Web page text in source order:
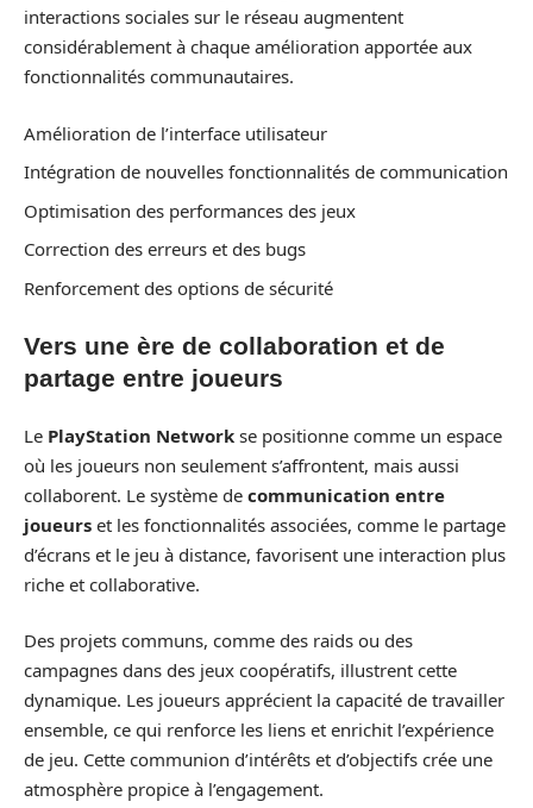
interactions sociales sur le réseau augmentent
considérablement à chaque amélioration apportée aux
fonctionnalités communautaires.
Amélioration de l’interface utilisateur
Intégration de nouvelles fonctionnalités de communication
Optimisation des performances des jeux
Correction des erreurs et des bugs
Renforcement des options de sécurité
Vers une ère de collaboration et de
partage entre joueurs
Le PlayStation Network se positionne comme un espace
où les joueurs non seulement s’affrontent, mais aussi
collaborent. Le système de communication entre
joueurs et les fonctionnalités associées, comme le partage
d’écrans et le jeu à distance, favorisent une interaction plus
riche et collaborative.
Des projets communs, comme des raids ou des
campagnes dans des jeux coopératifs, illustrent cette
dynamique. Les joueurs apprécient la capacité de travailler
ensemble, ce qui renforce les liens et enrichit l’expérience
de jeu. Cette communion d’intérêts et d’objectifs crée une
atmosphère propice à l’engagement.